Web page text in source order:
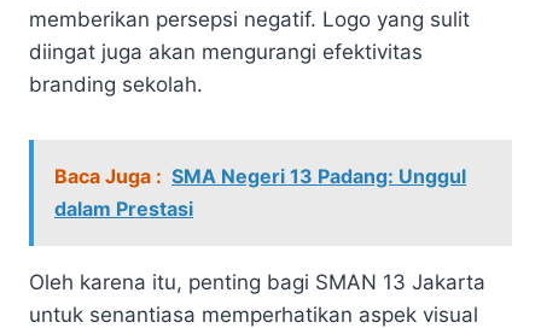
memberikan persepsi negatif. Logo yang sulit
diingat juga akan mengurangi efektivitas
branding sekolah.
Baca Juga : SMA Negeri 13 Padang: Unggul
dalam Prestasi
Oleh karena itu, penting bagi SMAN 13 Jakarta
untuk senantiasa memperhatikan aspek visual